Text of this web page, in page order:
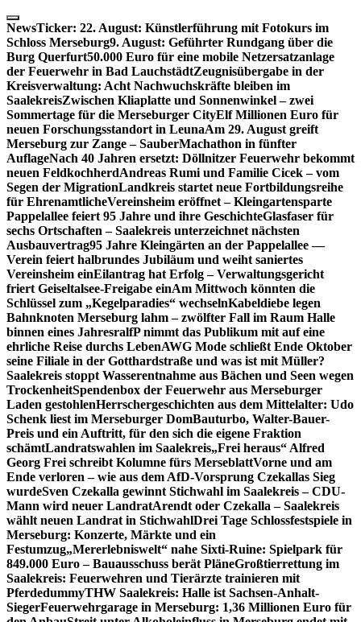
Skip
to
content
NewsTicker: 22. August: Künstlerführung mit Fotokurs im
Schloss Merseburg9. August: Geführter Rundgang über die
Burg Querfurt50.000 Euro für eine mobile Netzersatzanlage
der Feuerwehr in Bad LauchstädtZeugnisübergabe in der
Kreisverwaltung: Acht Nachwuchskräfte bleiben im
SaalekreisZwischen Kliaplatte und Sonnenwinkel – zwei
Sommertage für die Merseburger CityElf Millionen Euro für
neuen Forschungsstandort in LeunaAm 29. August greift
Merseburg zur Zange – SauberMachathon in fünfter
AuflageNach 40 Jahren ersetzt: Döllnitzer Feuerwehr bekommt
neuen FeldkochherdAndreas Rumi und Familie Cicek – vom
Segen der MigrationLandkreis startet neue Fortbildungsreihe
für EhrenamtlicheVereinsheim eröffnet – Kleingartensparte
Pappelallee feiert 95 Jahre und ihre GeschichteGlasfaser für
sechs Ortschaften – Saalekreis unterzeichnet nächsten
Ausbauvertrag95 Jahre Kleingärten an der Pappelallee —
Verein feiert halbrundes Jubiläum und weiht saniertes
Vereinsheim einEilantrag hat Erfolg – Verwaltungsgericht
friert Geiseltalsee-Freigabe einAm Mittwoch könnten die
Schlüssel zum „Kegelparadies“ wechselnKabeldiebe legen
Bahnknoten Merseburg lahm – zwölfter Fall im Raum Halle
binnen eines JahresralfP nimmt das Publikum mit auf eine
ehrliche Reise durchs LebenAWG Mode schließt Ende Oktober
seine Filiale in der Gotthardstraße und was ist mit Müller?
Saalekreis stoppt Wasserentnahme aus Bächen und Seen wegen
TrockenheitSpendenbox der Feuerwehr aus Merseburger
Laden gestohlenHerrschergeschichten aus dem Mittelalter: Udo
Schenk liest im Merseburger DomBauturbo, Walter-Bauer-
Preis und ein Auftritt, für den sich die eigene Fraktion
schämtLandratswahlen im Saalekreis„Frei heraus“ Alfred
Georg Frei schreibt Kolumne fürs MerseblattVorne und am
Ende verloren – wie aus dem AfD-Vorsprung Czekallas Sieg
wurdeSven Czekalla gewinnt Stichwahl im Saalekreis – CDU-
Mann wird neuer LandratArendt oder Czekalla – Saalekreis
wählt neuen Landrat in StichwahlDrei Tage Schlossfestspiele in
Merseburg: Konzerte, Märkte und ein
Festumzug„Mererlebniswelt“ nahe Sixti-Ruine: Spielpark für
849.000 Euro – Bauausschuss berät PläneGroßtierrettung im
Saalekreis: Feuerwehren und Tierärzte trainieren mit
PferdedummyTHW Saalekreis: Halle ist Sachsen-Anhalt-
SiegerFeuerwehrgarage in Merseburg: 1,36 Millionen Euro für